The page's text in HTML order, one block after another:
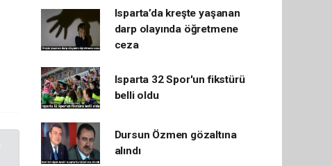
Isparta’da kreşte yaşanan
darp olayında öğretmene
ceza
Isparta 32 Spor'un fikstürü
belli oldu
Dursun Özmen gözaltına
alındı